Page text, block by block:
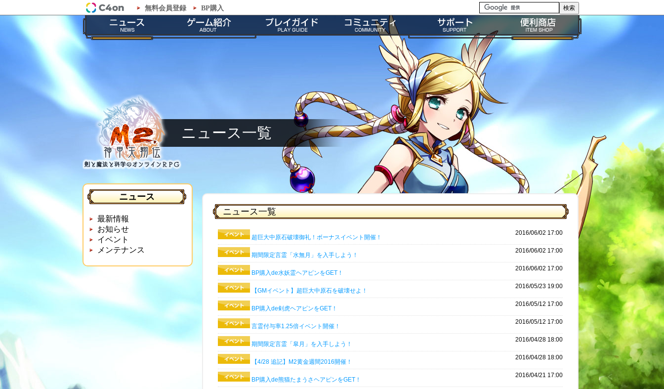
無料会員登録 BP購入
「M2-神甲天翔伝-」公式サイト
ニュース一覧
基本操作
ゲームシステム
師団＆友だち募集掲示板
公式Twitter
ファンキット
ファンサイト
M2オリジナル辞書
師団ランキング
よくある質問・FAQ
お問い合わせ
ガイドライン
利用規約
便利商店ガイド
BP購入ガイド
ニュース
最新情報
お知らせ
イベント
メンテナンス
ニュース一覧
超巨大中原石破壊御礼！ボーナスイベント開催！
2016/06/02 17:00
期間限定言霊「水無月」を入手しよう！
2016/06/02 17:00
BP購入de水妖霊ヘアピンをGET！
2016/06/02 17:00
【GMイベント】超巨大中原石を破壊せよ！
2016/05/23 19:00
BP購入de剣虎ヘアピンをGET！
2016/05/12 17:00
言霊付与率1.25倍イベント開催！
2016/05/12 17:00
期間限定言霊「皐月」を入手しよう！
2016/04/28 18:00
【4/28 追記】M2黄金週間2016開催！
2016/04/28 18:00
BP購入de熊猫たまうさヘアピンをGET！
2016/04/21 17:00